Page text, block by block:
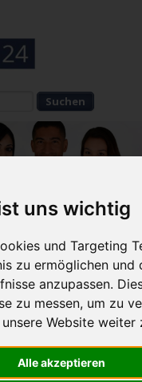
uns wichtig
und Targeting
zu ermöglichen und
anzupassen.
zu messen, um zu
Website
Alle akzeptieren
kleine